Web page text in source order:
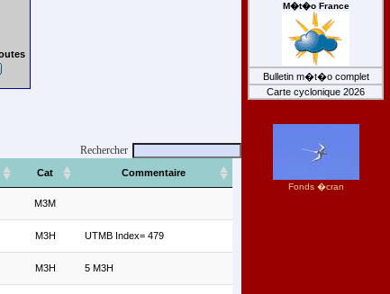
Rechercher
Cat Commentaire
M3M
M3H UTMB Index= 479
M3H 5 M3H
M�t�o France
Bulletin m�t�o complet
Carte cyclonique 2026
Fonds �cran